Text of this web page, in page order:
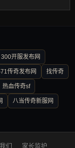
300开服发布网
传奇发布网 找传奇
热血传奇sf
八当传奇新服网
们 家长监护